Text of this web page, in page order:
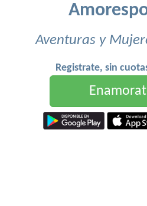
Aventuras y
Registrate, sin